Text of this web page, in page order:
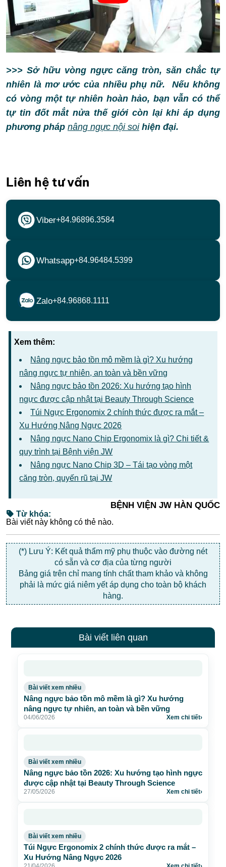
>>> Sở hữu vòng ngực căng tròn, săn chắc tự
nhiên là mơ ước của nhiều phụ nữ. Nếu không
có vòng một tự nhiên hoàn hảo, bạn vẫn có thể
tự tin đốt mắt nửa thế giới còn lại khi áp dụng
phương pháp nâng ngực nội soihiện đại.
Liên hệ tư vấn
Viber+84.96896.3584
Whatsapp+84.96484.5399
Zalo+84.96868.1111
Xem thêm:
Nâng ngực bảo tồn mô mềm là gì? Xu hướng
nâng ngực tự nhiên, an toàn và bền vững
Nâng ngực bảo tồn 2026: Xu hướng tạo hình
ngực được cập nhật tại Beauty Through Science
Túi Ngực Ergonomix 2 chính thức được ra mắt –
Xu Hướng Nâng Ngực 2026
Nâng ngực Nano Chip Ergonomix là gì? Chi tiết &
quy trình tại Bệnh viện JW
Nâng ngực Nano Chip 3D – Tái tạo vòng một
căng tròn, quyến rũ tại JW
BỆNH VIỆN JW HÀN QUỐC
Từ khóa:
Bài viết này không có thẻ nào.
(*) Lưu Ý: Kết quả thẩm mỹ phụ thuộc vào đường nét
có sẵn và cơ địa của từng người
Bảng giá trên chỉ mang tính chất tham khảo và không
phải là mức giá niêm yết áp dụng cho toàn bộ khách
hàng.
Bài viết liên quan
Bài viết xem nhiều
Nâng ngực bảo tồn mô mềm là gì? Xu hướng
nâng ngực tự nhiên, an toàn và bền vững
04/06/2026 Xem chi tiết›
Bài viết xem nhiều
Nâng ngực bảo tồn 2026: Xu hướng tạo hình ngực
được cập nhật tại Beauty Through Science
27/05/2026 Xem chi tiết›
Bài viết xem nhiều
Túi Ngực Ergonomix 2 chính thức được ra mắt –
Xu Hướng Nâng Ngực 2026